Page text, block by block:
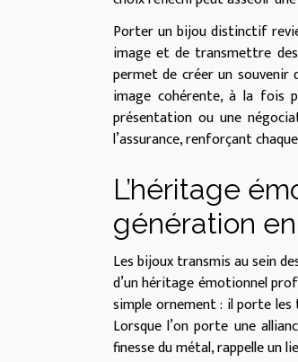
Porter un bijou distinctif
image et de transmettre des
permet de créer un souvenir
image cohérente, à la fois
présentation ou une
l’assurance, renforçant
L’héritage
génération
Les bijoux transmis au sein
d’un héritage émotionnel
simple ornement : il porte
Lorsque l’on porte une
finesse du métal, rappelle un